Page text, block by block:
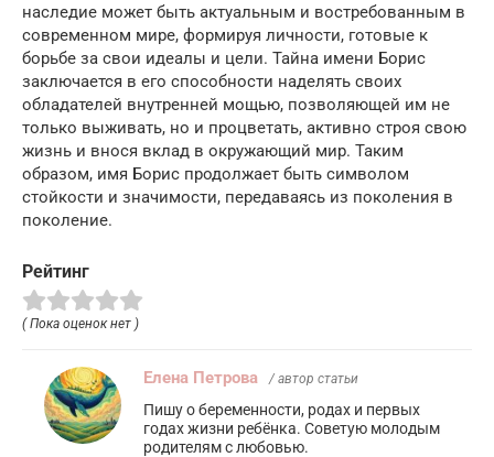
наследие может быть актуальным и востребованным в
современном мире, формируя личности, готовые к
борьбе за свои идеалы и цели. Тайна имени Борис
заключается в его способности наделять своих
обладателей внутренней мощью, позволяющей им не
только выживать, но и процветать, активно строя свою
жизнь и внося вклад в окружающий мир. Таким
образом, имя Борис продолжает быть символом
стойкости и значимости, передаваясь из поколения в
поколение.
Рейтинг
( Пока оценок нет )
Елена Петрова / автор статьи
Пишу о беременности, родах и первых
годах жизни ребёнка. Советую молодым
родителям с любовью.